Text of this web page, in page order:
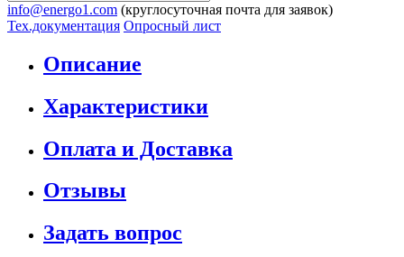
info@energo1.com (круглосуточная почта для заявок)
Тех.документация Опросный лист
Описание
Характеристики
Оплата и Доставка
Отзывы
Задать вопрос